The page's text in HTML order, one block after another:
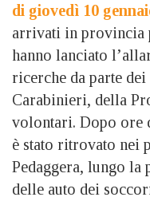
di giovedì 10
arrivati in provincia
hanno lanciato
ricerche da parte
Carabinieri, della
volontari. Dopo ore
è stato ritrovato nei
Pedaggera, lungo
delle auto dei